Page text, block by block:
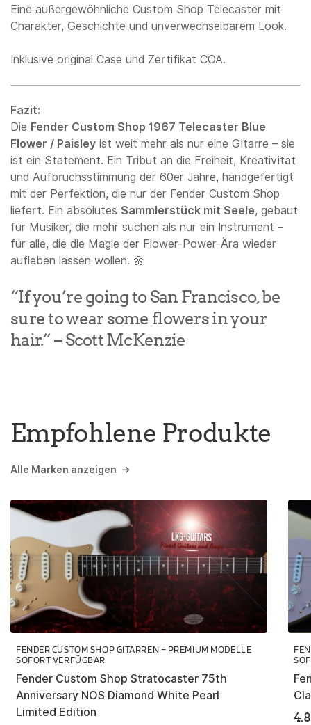
Eine außergewöhnliche Custom Shop Telecaster mit
Charakter, Geschichte und unverwechselbarem Look.
Inklusive original Case und Zertifikat COA.
Fazit:
Die Fender Custom Shop 1967 Telecaster Blue
Flower / Paisley ist weit mehr als nur eine Gitarre – sie
ist ein Statement. Ein Tribut an die Freiheit, Kreativität
und Aufbruchsstimmung der 60er Jahre, handgefertigt
mit der Perfektion, die nur der Fender Custom Shop
liefert. Ein absolutes Sammlerstück mit Seele, gebaut
für Musiker, die mehr suchen als nur ein Instrument –
für alle, die die Magie der Flower-Power-Ära wieder
aufleben lassen wollen. 🌼
“If you’re going to San Francisco, be
sure to wear some flowers in your
hair.” – Scott McKenzie
Empfohlene Produkte
Alle Marken anzeigen
FENDER CUSTOM SHOP GITARREN – PREMIUM MODELLE
SOFORT VERFÜGBAR
Fender Custom Shop Stratocaster 75th
Anniversary NOS Diamond White Pearl
Limited Edition